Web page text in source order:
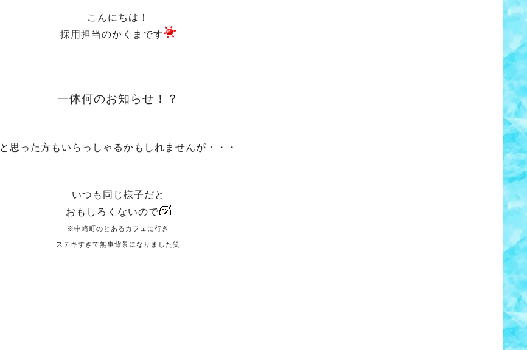
こんにちは！
採用担当のかくまです
一体何のお知らせ！？
と思った方もいらっしゃるかもしれませんが・・・
いつも同じ様子だと
おもしろくないので
※中崎町のとあるカフェに行き
ステキすぎて無事背景になりました笑